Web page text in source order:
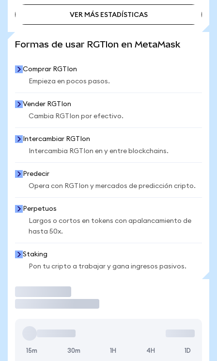
VER MÁS ESTADÍSTICAS
Formas de usar RGTIon en MetaMask
Comprar RGTIon
Empieza en pocos pasos.
Vender RGTIon
Cambia RGTIon por efectivo.
Intercambiar RGTIon
Intercambia RGTIon en y entre blockchains.
Predecir
Opera con RGTIon y mercados de predicción cripto.
Perpetuos
Largos o cortos en tokens con apalancamiento de
hasta 50x.
Staking
Pon tu cripto a trabajar y gana ingresos pasivos.
15m 30m 1H 4H 1D